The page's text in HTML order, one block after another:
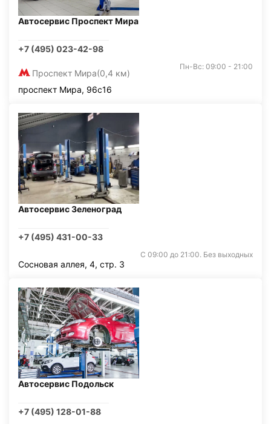
Автосервис Проспект Мира
+7 (495) 023-42-98
Проспект Мира(0,4 км)
Пн-Вс: 09:00 - 21:00
проспект Мира, 96с16
Автосервис Зеленоград
+7 (495) 431-00-33
С 09:00 до 21:00. Без выходных
Сосновая аллея, 4, стр. 3
Автосервис Подольск
+7 (495) 128-01-88